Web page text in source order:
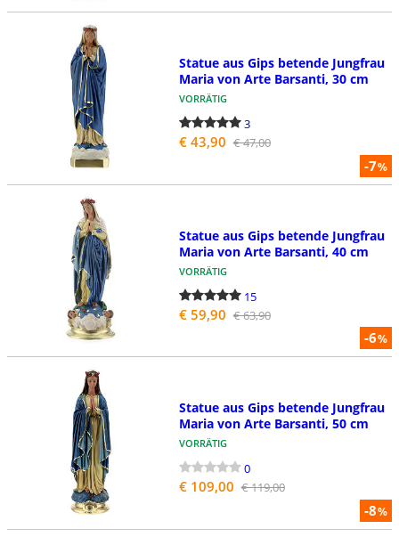
-7%
Statue aus Gips betende Jungfrau
Maria von Arte Barsanti, 30 cm
VORRÄTIG
3
€ 43,90 € 47,00
-6%
Statue aus Gips betende Jungfrau
Maria von Arte Barsanti, 40 cm
VORRÄTIG
15
€ 59,90 € 63,90
-8%
Statue aus Gips betende Jungfrau
Maria von Arte Barsanti, 50 cm
VORRÄTIG
0
€ 109,00 € 119,00